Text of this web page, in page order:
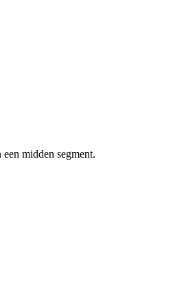
midden segment.